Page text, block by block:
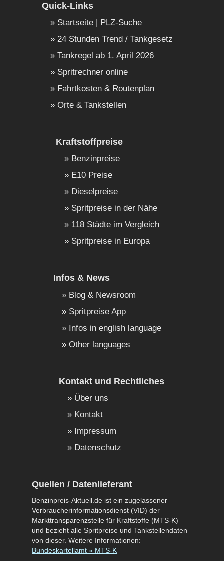
Quick-Links
Startseite | PLZ-Suche
24 Stunden Trend / Tankgesetz
Tankregel ab 1. April 2026
Spritrechner online
Fahrtkosten & Routenplan
Orte & Tankstellen
Kraftstoffpreise
Benzinpreise
E10 Preise
Dieselpreise
Spritpreise in der Nähe
118 Städte im Vergleich
Spritpreise in Europa
Infos & News
Blog & Newsroom
Spritpreise App
Infos in english language
Other languages
Kontakt und Rechtliches
Über uns
Kontakt
Impressum
Datenschutz
Quellen / Datenlieferant
Benzinpreis-Aktuell.de ist ein zugelassener
Verbraucherinformationsdienst (VID) der
Markttransparenzstelle für Kraftstoffe (MTS-K)
und bezieht alle Spritpreise und Tankstellendaten
von dieser. Weitere Informationen:
Bundeskartellamt » MTS-K